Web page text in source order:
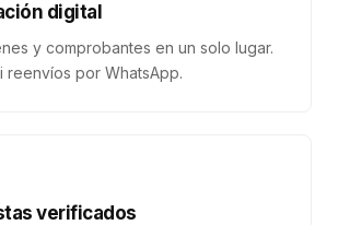
digital
y comprobantes en un solo lugar.
reenvíos por WhatsApp.
verificados